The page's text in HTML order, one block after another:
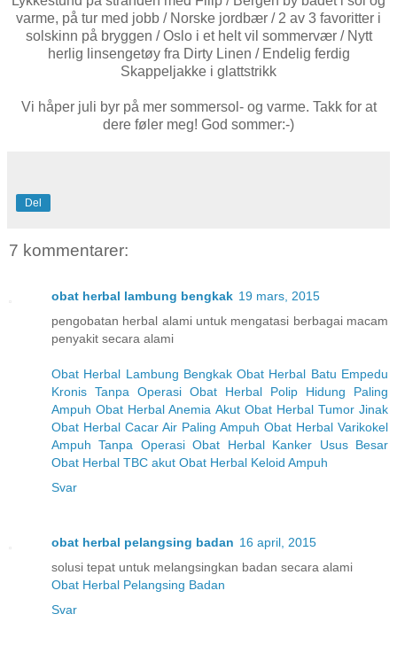
varme, på tur med jobb / Norske jordbær / 2 av 3 favoritter i
solskinn på bryggen / Oslo i et helt vil sommervær / Nytt
herlig linsengetøy fra Dirty Linen / Endelig ferdig
Skappeljakke i glattstrikk
Vi håper juli byr på mer sommersol- og varme. Takk for at
dere føler meg! God sommer:-)
Del
7 kommentarer:
obat herbal lambung bengkak 19 mars, 2015
pengobatan herbal alami untuk mengatasi berbagai macam
penyakit secara alami
Obat Herbal Lambung Bengkak Obat Herbal Batu Empedu
Kronis Tanpa Operasi Obat Herbal Polip Hidung Paling
Ampuh Obat Herbal Anemia Akut Obat Herbal Tumor Jinak
Obat Herbal Cacar Air Paling Ampuh Obat Herbal Varikokel
Ampuh Tanpa Operasi Obat Herbal Kanker Usus Besar
Obat Herbal TBC akut Obat Herbal Keloid Ampuh
Svar
obat herbal pelangsing badan 16 april, 2015
solusi tepat untuk melangsingkan badan secara alami
Obat Herbal Pelangsing Badan
Svar